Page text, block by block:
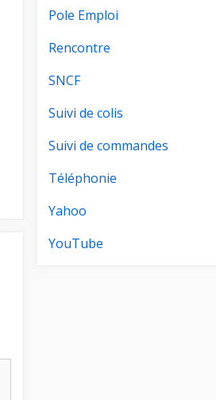
Pole Emploi
Rencontre
SNCF
Suivi de colis
Suivi de commandes
Téléphonie
Yahoo
YouTube